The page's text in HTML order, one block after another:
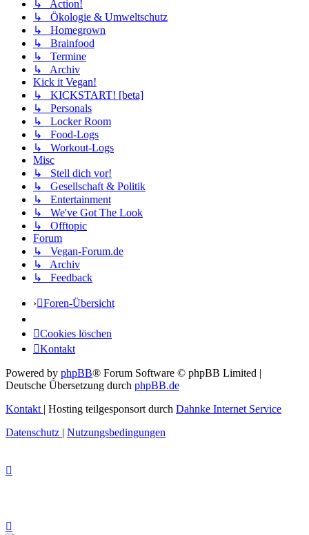
↳ Action!
↳ Ökologie & Umweltschutz
↳ Homegrown
↳ Brainfood
↳ Termine
↳ Archiv
Kick it Vegan!
↳ KICKSTART! [beta]
↳ Personals
↳ Locker Room
↳ Food-Logs
↳ Workout-Logs
Misc
↳ Stell dich vor!
↳ Gesellschaft & Politik
↳ Entertainment
↳ We've Got The Look
↳ Offtopic
Forum
↳ Vegan-Forum.de
↳ Archiv
↳ Feedback
Foren-Übersicht
Cookies löschen
Kontakt
Powered by phpBB® Forum Software © phpBB Limited |
Deutsche Übersetzung durch phpBB.de
Kontakt | Hosting teilgesponsort durch Dahnke Internet Service
Datenschutz | Nutzungsbedingungen